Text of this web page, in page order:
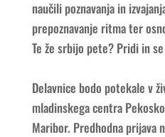
naučili poznavanja in
prepoznavanje ritma ter
Te že srbijo pete? Pridi in
Delavnice bodo potekale v
mladinskega centra
Maribor. Predhodna prijava